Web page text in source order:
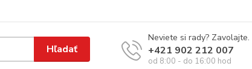
Hľadať
Neviete si rady? Zavolajte.
+421 902 212 007
od 8:00 - do 16:00 hod